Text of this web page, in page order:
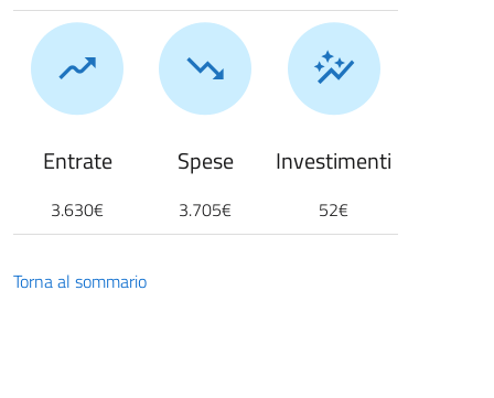
Entrate
3.630€
Spese
3.705€
Investimenti
52€
Torna al sommario